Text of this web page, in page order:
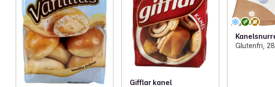
Gifflar kanel
Glutenfri,